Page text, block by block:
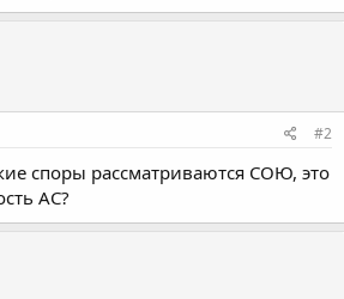
#2
споры рассматриваются СОЮ, это
АС?